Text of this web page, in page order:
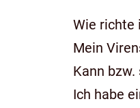
Wie richte
Mein
Kann
Ich habe